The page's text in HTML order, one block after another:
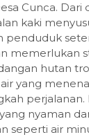
Cunca. Dari
kaki
penduduk
memerlukan
hutan
yang
perjalanan.
nyaman
seperti air